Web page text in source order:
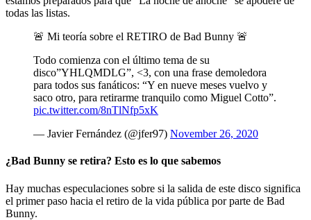
todas las listas.
🚨 Mi teoría sobre el RETIRO de Bad Bunny 🚨
Todo comienza con el último tema de su
disco”YHLQMDLG”, <3, con una frase demoledora
para todos sus fanáticos: “Y en nueve meses vuelvo y
saco otro, para retirarme tranquilo como Miguel Cotto”.
pic.twitter.com/8nTlNfp5xK
— Javier Fernández (@jfer97) November 26, 2020
¿Bad Bunny se retira? Esto es lo que sabemos
Hay muchas especulaciones sobre si la salida de este disco significa
el primer paso hacia el retiro de la vida pública por parte de Bad
Bunny.